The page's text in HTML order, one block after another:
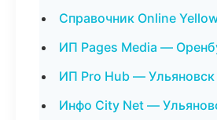
Справочник Online
ИП Pages Media —
ИП Pro Hub — Ульяновск
Инфо City Net —